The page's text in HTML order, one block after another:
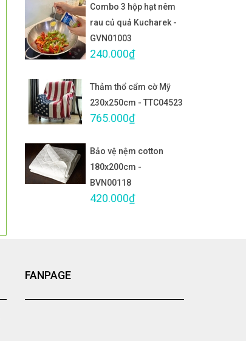
Combo 3 hộp hạt nêm
rau củ quả Kucharek -
GVN01003
240.000₫
Thảm thổ cẩm cờ Mỹ
230x250cm - TTC04523
765.000₫
Bảo vệ nệm cotton
180x200cm -
BVN00118
420.000₫
FANPAGE